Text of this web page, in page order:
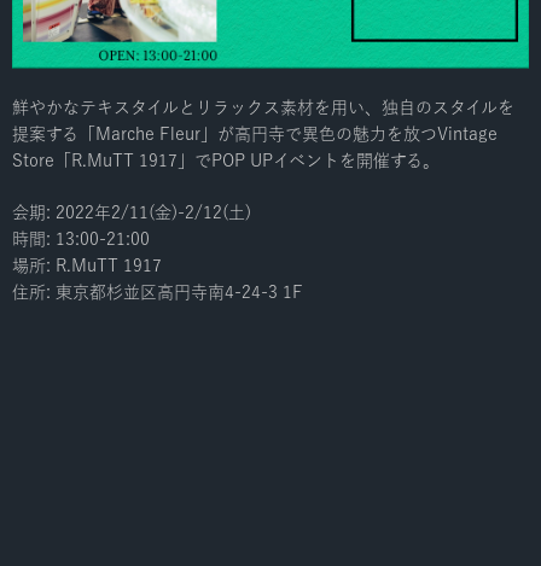
鮮やかなテキスタイルとリラックス素材を用い、独自のスタイルを
提案する「Marche Fleur」が高円寺で異色の魅力を放つVintage
Store「R.MuTT 1917」でPOP UPイベントを開催する。
会期: 2022年2/11(金)-2/12(土)
時間: 13:00-21:00
場所: R.MuTT 1917
住所: 東京都杉並区高円寺南4-24-3 1F